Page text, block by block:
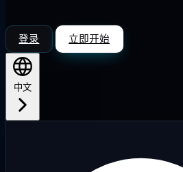
登录 立即开始
中文